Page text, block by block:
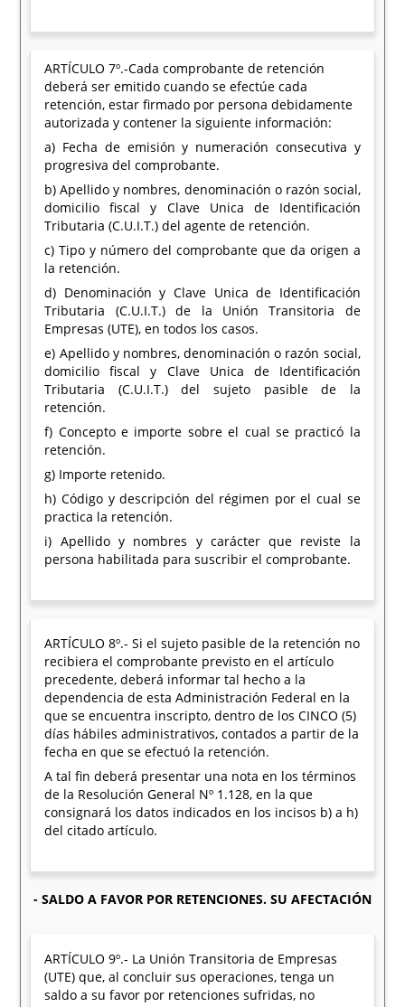
ARTÍCULO 7º.-Cada comprobante de retención
deberá ser emitido cuando se efectúe cada
retención, estar firmado por persona debidamente
autorizada y contener la siguiente información:
a) Fecha de emisión y numeración consecutiva y
progresiva del comprobante.
b) Apellido y nombres, denominación o razón social,
domicilio fiscal y Clave Unica de Identificación
Tributaria (C.U.I.T.) del agente de retención.
c) Tipo y número del comprobante que da origen a
la retención.
d) Denominación y Clave Unica de Identificación
Tributaria (C.U.I.T.) de la Unión Transitoria de
Empresas (UTE), en todos los casos.
e) Apellido y nombres, denominación o razón social,
domicilio fiscal y Clave Unica de Identificación
Tributaria (C.U.I.T.) del sujeto pasible de la
retención.
f) Concepto e importe sobre el cual se practicó la
retención.
g) Importe retenido.
h) Código y descripción del régimen por el cual se
practica la retención.
i) Apellido y nombres y carácter que reviste la
persona habilitada para suscribir el comprobante.
ARTÍCULO 8º.- Si el sujeto pasible de la retención no
recibiera el comprobante previsto en el artículo
precedente, deberá informar tal hecho a la
dependencia de esta Administración Federal en la
que se encuentra inscripto, dentro de los CINCO (5)
días hábiles administrativos, contados a partir de la
fecha en que se efectuó la retención.
A tal fin deberá presentar una nota en los términos
de la Resolución General Nº 1.128, en la que
consignará los datos indicados en los incisos b) a h)
del citado artículo.
- SALDO A FAVOR POR RETENCIONES. SU AFECTACIÓN
ARTÍCULO 9º.- La Unión Transitoria de Empresas
(UTE) que, al concluir sus operaciones, tenga un
saldo a su favor por retenciones sufridas, no